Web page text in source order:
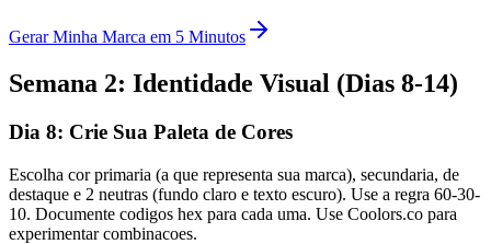
Gerar Minha Marca em 5 Minutos
Semana 2: Identidade Visual (Dias 8-14)
Dia 8: Crie Sua Paleta de Cores
Escolha cor primaria (a que representa sua marca), secundaria, de
destaque e 2 neutras (fundo claro e texto escuro). Use a regra 60-30-
10. Documente codigos hex para cada uma. Use Coolors.co para
experimentar combinacoes.